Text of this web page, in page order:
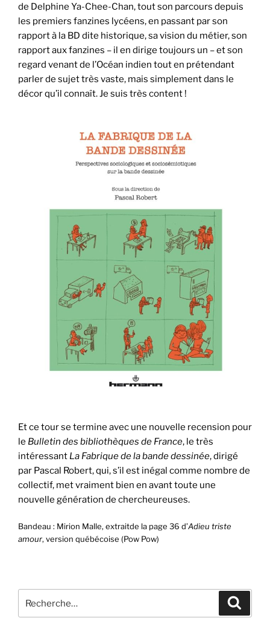
de Delphine Ya-Chee-Chan, tout son parcours depuis
les premiers fanzines lycéens, en passant par son
rapport à la BD dite historique, sa vision du métier, son
rapport aux fanzines – il en dirige toujours un – et son
regard venant de l’Océan indien tout en prétendant
parler de sujet très vaste, mais simplement dans le
décor qu’il connaît. Je suis très content !
Et ce tour se termine avec une nouvelle recension pour
le Bulletin des bibliothèques de France, le très
intéressant La Fabrique de la bande dessinée, dirigé
par Pascal Robert, qui, s’il est inégal comme nombre de
collectif, met vraiment bien en avant toute une
nouvelle génération de chercheureuses.
Bandeau : Mirion Malle, extraitde la page 36 d’Adieu triste
amour, version québécoise (Pow Pow)
pour